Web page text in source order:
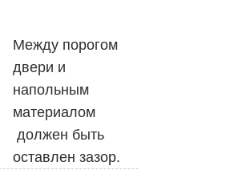
Между порогом
двери и
напольным
материалом
должен быть
оставлен зазор.